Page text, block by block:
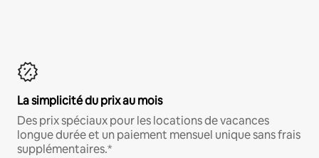
La simplicité du prix au mois
Des prix spéciaux pour les locations de vacances
longue durée et un paiement mensuel unique sans frais
supplémentaires.*